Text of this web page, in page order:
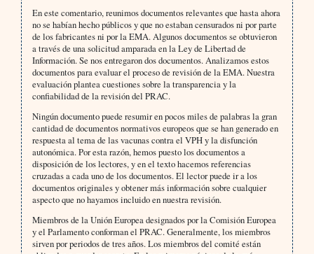
En este comentario, reunimos documentos relevantes que hasta ahora
no se habían hecho públicos y que no estaban censurados ni por parte
de los fabricantes ni por la EMA. Algunos documentos se obtuvieron
a través de una solicitud amparada en la Ley de Libertad de
Información. Se nos entregaron dos documentos. Analizamos estos
documentos para evaluar el proceso de revisión de la EMA. Nuestra
evaluación plantea cuestiones sobre la transparencia y la
confiabilidad de la revisión del PRAC.
Ningún documento puede resumir en pocos miles de palabras la gran
cantidad de documentos normativos europeos que se han generado en
respuesta al tema de las vacunas contra el VPH y la disfunción
autonómica. Por esta razón, hemos puesto los documentos a
disposición de los lectores, y en el texto hacemos referencias
cruzadas a cada uno de los documentos. El lector puede ir a los
documentos originales y obtener más información sobre cualquier
aspecto que no hayamos incluido en nuestra revisión.
Miembros de la Unión Europea designados por la Comisión Europea
y el Parlamento conforman el PRAC. Generalmente, los miembros
sirven por periodos de tres años. Los miembros del comité están